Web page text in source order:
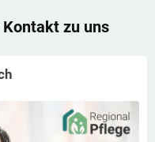
Kontakt zu uns